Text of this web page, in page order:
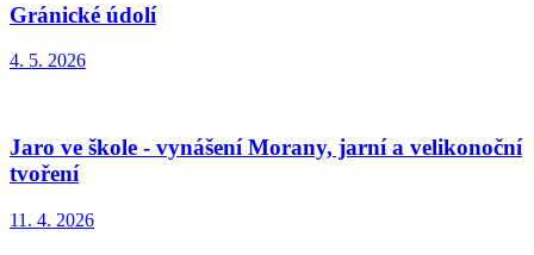
Gránické údolí
4. 5. 2026
Jaro ve škole - vynášení Morany, jarní a velikonoční
tvoření
11. 4. 2026